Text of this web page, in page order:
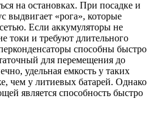
на остановках. При посадке и
выдвигает «рога», которые
Если аккумуляторы не
токи и требуют длительного
способны быстро
для перемещения до
удельная емкость у таких
чем у литиевых батарей. Однако
является способность быстро